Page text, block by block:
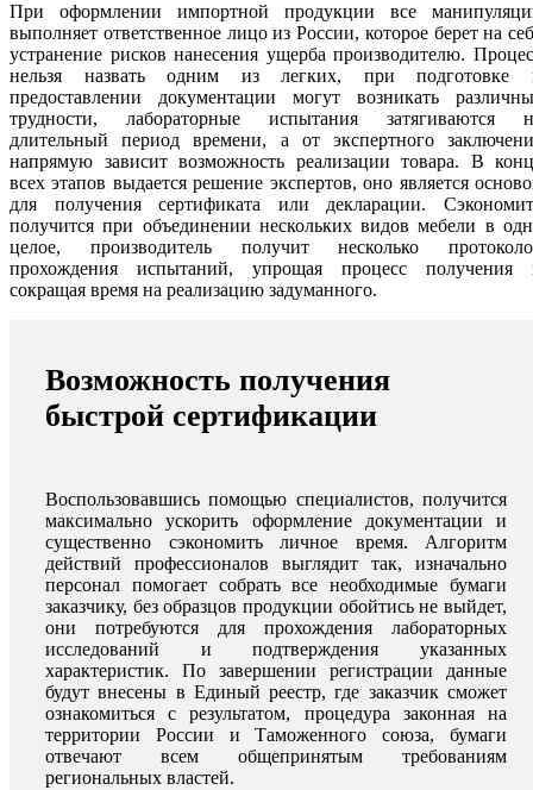
При оформлении импортной продукции все
выполняет ответственное лицо из России, которое берет на
устранение рисков нанесения ущерба производителю.
нельзя назвать одним из легких, при подготовке
предоставлении документации могут возникать
трудности, лабораторные испытания затягиваются
длительный период времени, а от экспертного
напрямую зависит возможность реализации товара. В
всех этапов выдается решение экспертов, оно является
для получения сертификата или декларации.
получится при объединении нескольких видов мебели в
целое, производитель получит несколько
прохождения испытаний, упрощая процесс получения
сокращая время на реализацию задуманного.
Возможность получения
быстрой сертификации
Воспользовавшись помощью специалистов, получится
максимально ускорить оформление документации и
существенно сэкономить личное время. Алгоритм
действий профессионалов выглядит так, изначально
персонал помогает собрать все необходимые бумаги
заказчику, без образцов продукции обойтись не выйдет,
они потребуются для прохождения лабораторных
исследований и подтверждения указанных
характеристик. По завершении регистрации данные
будут внесены в Единый реестр, где заказчик сможет
ознакомиться с результатом, процедура законная на
территории России и Таможенного союза, бумаги
отвечают всем общепринятым требованиям
региональных властей.